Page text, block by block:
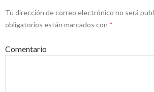
Tu dirección de correo electrónico no será
obligatorios están marcados con *
Comentario